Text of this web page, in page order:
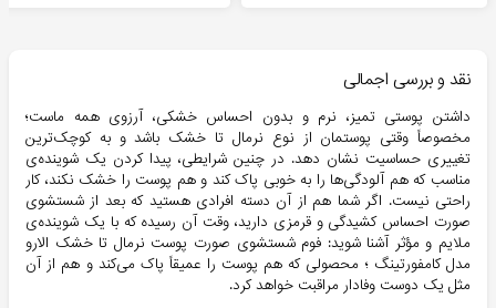
نقد و بررسی اجمالی
داشتن پوستی تمیز، نرم و بدون احساس خشکی، آرزوی همه ماست؛
مخصوصاً وقتی پوستمان از نوع نرمال تا خشک باشد و به کوچک‌ترین
تغییری حساسیت نشان دهد. در چنین شرایطی، پیدا کردن یک شوینده‌ی
مناسب که هم آلودگی‌ها را به خوبی پاک کند و هم پوست را خشک نکند، کار
راحتی نیست. اگر شما هم از آن دسته افرادی هستید که بعد از شستشوی
صورت احساس کشیدگی و قرمزی دارید، وقت آن رسیده که با یک شوینده‌ی
ملایم و مؤثر آشنا شوید: فوم شستشوی صورت پوست نرمال تا خشک الارو
مدل کامفورتینگ ؛ محصولی که هم پوست را عمیقاً پاک می‌کند و هم از آن
مثل یک دوست وفادار مراقبت خواهد کرد.